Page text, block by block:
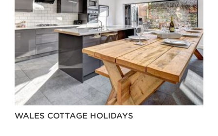
WALES COTTAGE HOLIDAYS